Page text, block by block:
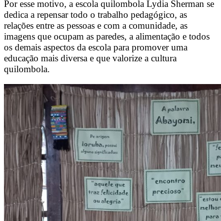
Por esse motivo, a escola quilombola Lydia Sherman se
dedica a repensar todo o trabalho pedagógico, as
relações entre as pessoas e com a comunidade, as
imagens que ocupam as paredes, a alimentação e todos
os demais aspectos da escola para promover uma
educação mais diversa e que valorize a cultura
quilombola.